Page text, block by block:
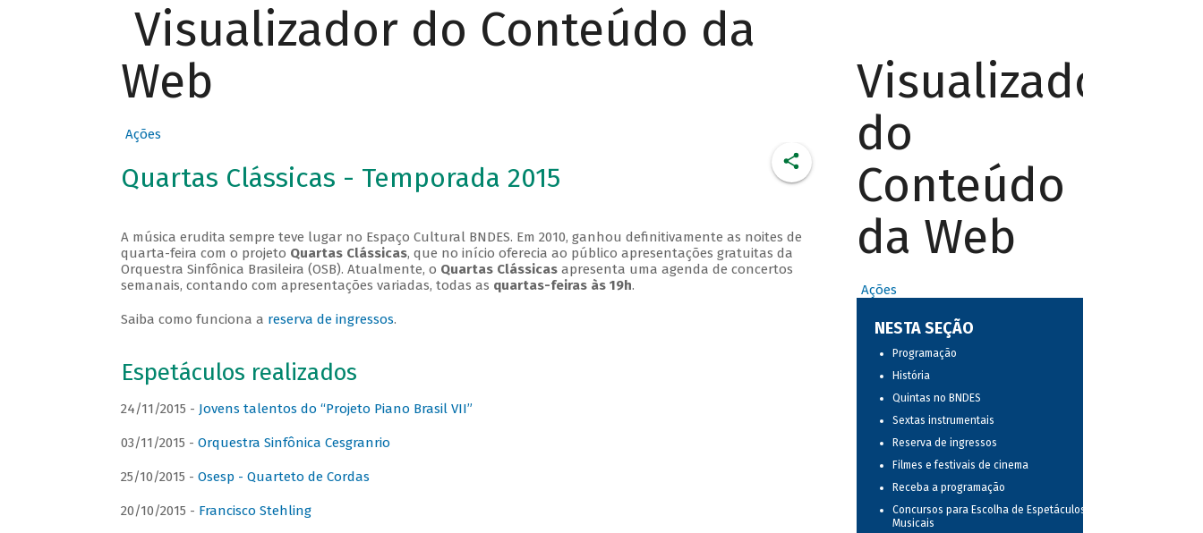
Visualizador do Conteúdo da
Web
Ações
Quartas Clássicas - Temporada 2015
A música erudita sempre teve lugar no Espaço Cultural BNDES. Em 2010, ganhou definitivamente as noites de
quarta-feira com o projeto Quartas Clássicas, que no início oferecia ao público apresentações gratuitas da
Orquestra Sinfônica Brasileira (OSB). Atualmente, o Quartas Clássicasapresenta uma agenda de concertos
semanais, contando com apresentações variadas, todas as quartas-feiras às 19h.
Saiba como funciona a reserva de ingressos.
Espetáculos realizados
24/11/2015 - Jovens talentos do “Projeto Piano Brasil VII”
03/11/2015 - Orquestra Sinfônica Cesgranrio
25/10/2015 - Osesp - Quarteto de Cordas
20/10/2015 - Francisco Stehling
Visualizador
do
Conteúdo
da Web
Ações
NESTA SEÇÃO
Programação
História
Quintas no BNDES
Sextas instrumentais
Reserva de ingressos
Filmes e festivais de cinema
Receba a programação
Concursos para Escolha de Espetáculos
Musicais